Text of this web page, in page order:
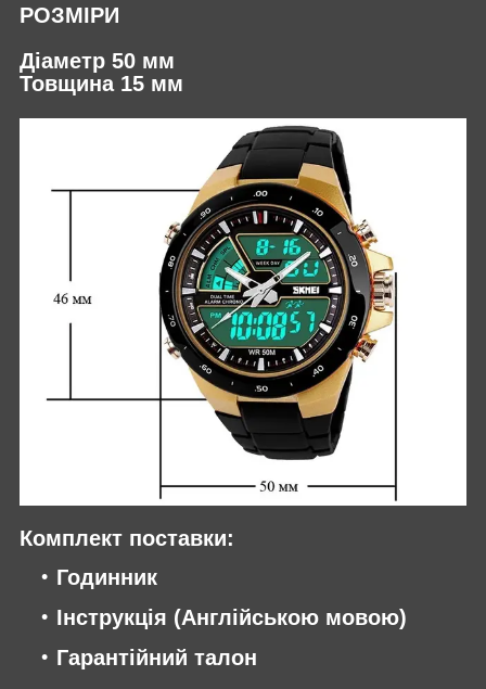
РОЗМІРИ
Діаметр 50 мм
Товщина 15 мм
Комплект поставки:
Годинник
Інструкція (Англійською мовою)
Гарантійний талон